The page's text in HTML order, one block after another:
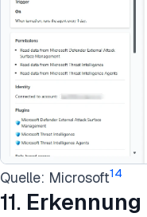
Quelle: Microsoft14
11.